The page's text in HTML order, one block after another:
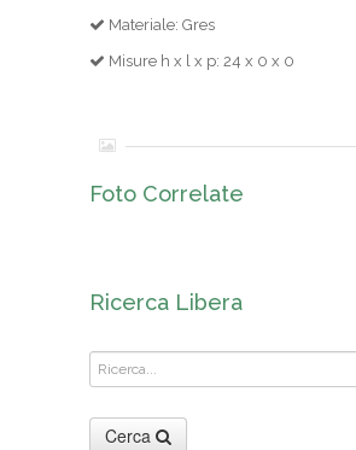
Materiale: Gres
Misure h x l x p: 24 x 0 x 0
Foto Correlate
Ricerca Libera
Cerca